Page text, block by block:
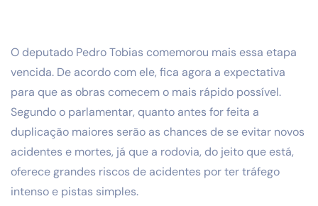
O deputado Pedro Tobias comemorou mais essa etapa
vencida. De acordo com ele, fica agora a expectativa
para que as obras comecem o mais rápido possível.
Segundo o parlamentar, quanto antes for feita a
duplicação maiores serão as chances de se evitar novos
acidentes e mortes, já que a rodovia, do jeito que está,
oferece grandes riscos de acidentes por ter tráfego
intenso e pistas simples.